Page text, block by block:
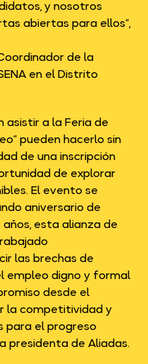
y nosotros
abiertas para ellos”,
de la
en el Distrito
asistir a la Feria de
pueden hacerlo sin
de una inscripción
de explorar
El evento se
aniversario de
esta alianza de
las brechas de
empleo digno y formal
desde el
la competitividad y
para el progreso
presidenta de Aliadas.